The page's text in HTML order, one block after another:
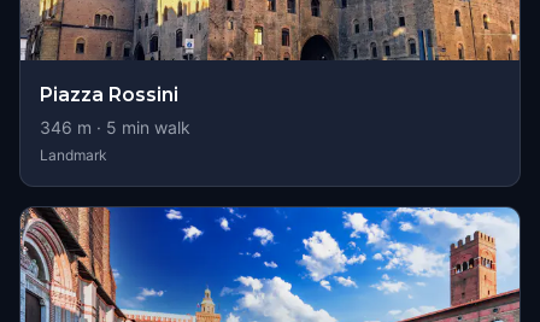
Piazza Rossini
346 m · 5 min walk
Landmark